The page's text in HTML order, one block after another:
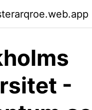
-